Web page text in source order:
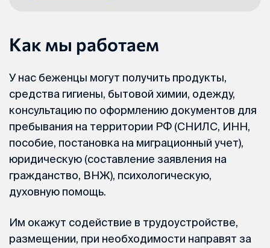
Как мы работаем
У нас беженцы могут получить продукты,
средства гигиены, бытовой химии, одежду,
консультацию по оформлению документов для
пребывания на территории РФ (СНИЛС, ИНН,
пособие, постановка на миграционный учет),
юридическую (составление заявления на
гражданство, ВНЖ), психологическую,
духовную помощь.
Им окажут содействие в трудоустройстве,
размещении, при необходимости направят за